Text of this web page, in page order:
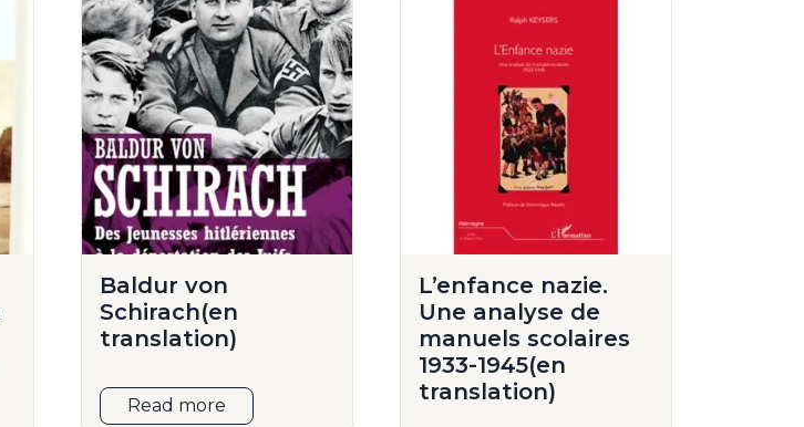
Baldur von
Schirach(en
translation)
Read more
L’enfance nazie.
Une analyse de
manuels scolaires
1933-1945(en
translation)